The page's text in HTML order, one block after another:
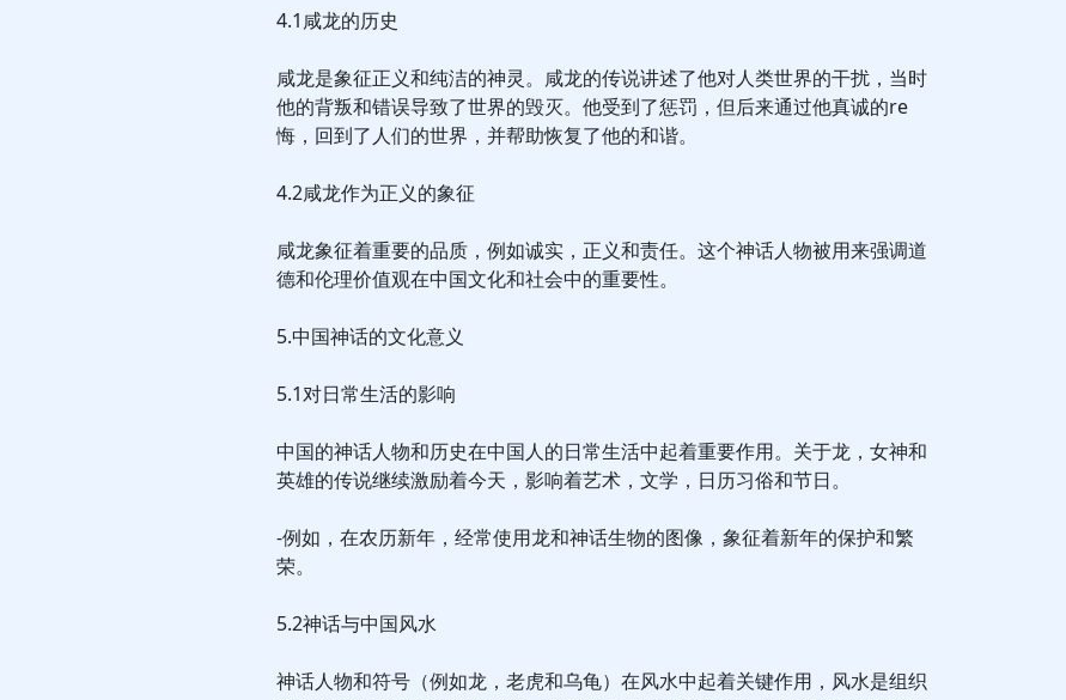
4.1咸龙的历史
咸龙是象征正义和纯洁的神灵。咸龙的传说讲述了他对人类世界的干扰，当时
他的背叛和错误导致了世界的毁灭。他受到了惩罚，但后来通过他真诚的re
悔，回到了人们的世界，并帮助恢复了他的和谐。
4.2咸龙作为正义的象征
咸龙象征着重要的品质，例如诚实，正义和责任。这个神话人物被用来强调道
德和伦理价值观在中国文化和社会中的重要性。
5.中国神话的文化意义
5.1对日常生活的影响
中国的神话人物和历史在中国人的日常生活中起着重要作用。关于龙，女神和
英雄的传说继续激励着今天，影响着艺术，文学，日历习俗和节日。
-例如，在农历新年，经常使用龙和神话生物的图像，象征着新年的保护和繁
荣。
5.2神话与中国风水
神话人物和符号（例如龙，老虎和乌龟）在风水中起着关键作用，风水是组织